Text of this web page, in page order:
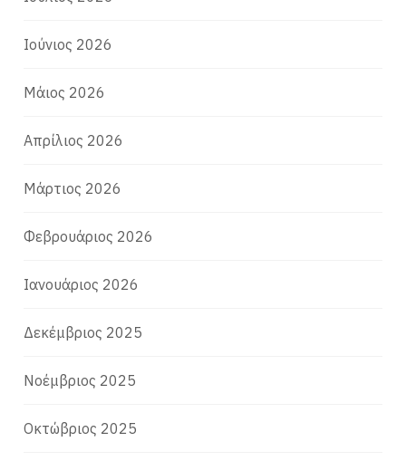
Ιούνιος 2026
Μάιος 2026
Απρίλιος 2026
Μάρτιος 2026
Φεβρουάριος 2026
Ιανουάριος 2026
Δεκέμβριος 2025
Νοέμβριος 2025
Οκτώβριος 2025